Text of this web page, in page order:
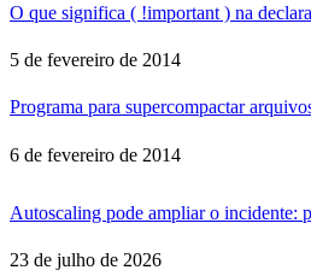
O que significa ( !important ) na
5 de fevereiro de 2014
Programa para supercompactar
6 de fevereiro de 2014
Autoscaling pode ampliar o incidente:
23 de julho de 2026